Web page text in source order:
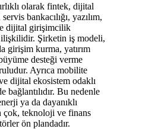
olarak fintek, dijital
bankacılığı, yazılım,
dijital girişimcilik
ilişkilidir. Şirketin iş modeli,
girişim kurma, yatırım
desteği verme
Ayrıca mobilite
dijital ekosistem odaklı
bağlantılıdır. Bu nedenle
ya da dayanıklı
çok, teknoloji ve finans
ön plandadır.